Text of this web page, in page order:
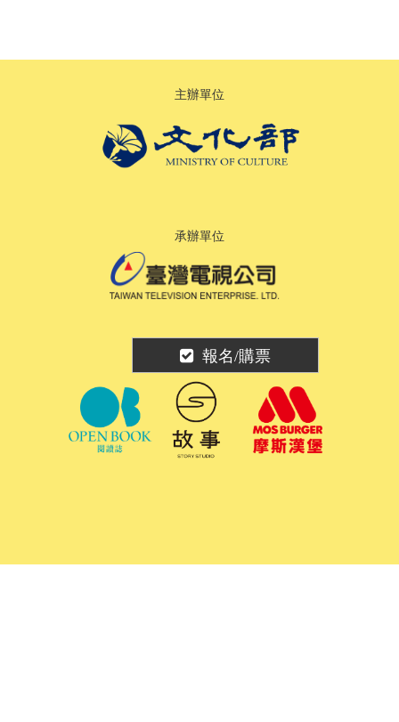
報名/購票
主辦單位
承辦單位
策展協力